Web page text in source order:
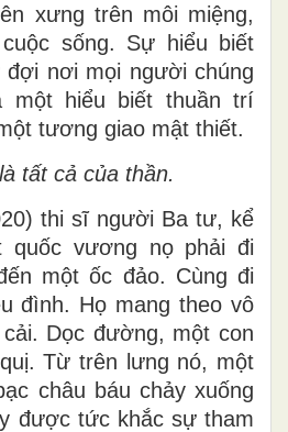
xưng trên môi miệng,
sống. Sự hiểu biết
đợi nơi mọi người chúng
một hiểu biết thuần trí
tương giao mật thiết.
tất cả của thần.
thi sĩ người Ba tư, kể
quốc vương nọ phải đi
một ốc đảo. Cùng đi
đình. Họ mang theo vô
Dọc đường, một con
Từ trên lưng nó, một
châu báu chảy xuống
được tức khắc sự tham